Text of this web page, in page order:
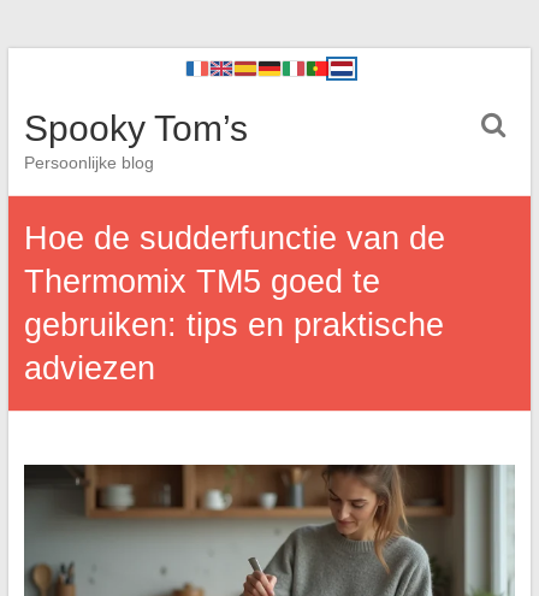
Spooky Tom’s
Persoonlijke blog
Hoe de sudderfunctie van de
Thermomix TM5 goed te
gebruiken: tips en praktische
adviezen